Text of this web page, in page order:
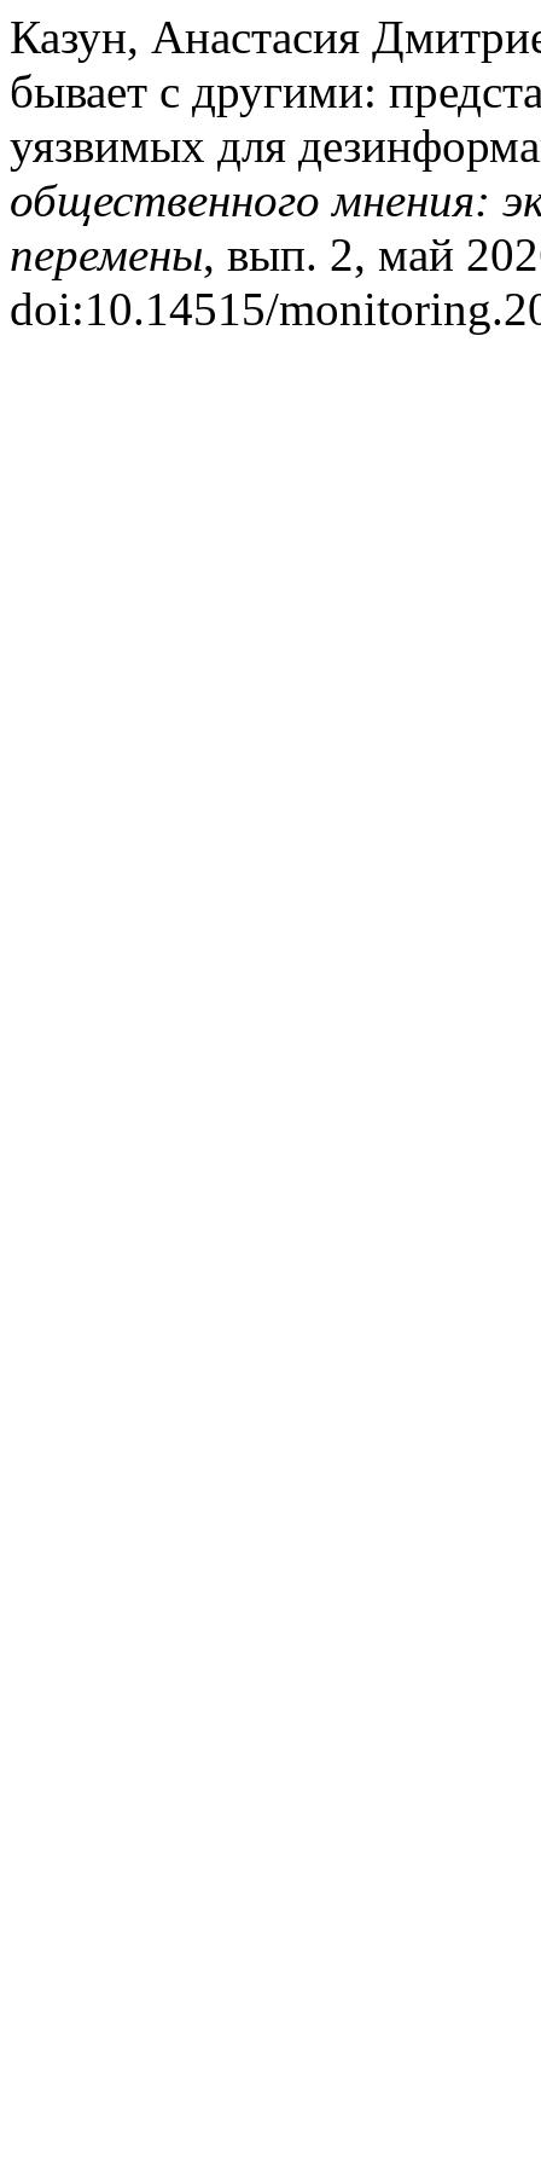
Казун, Анастасия
бывает с другими:
уязвимых для
общественного мнения:
перемены, вып. 2, май
doi:10.14515/